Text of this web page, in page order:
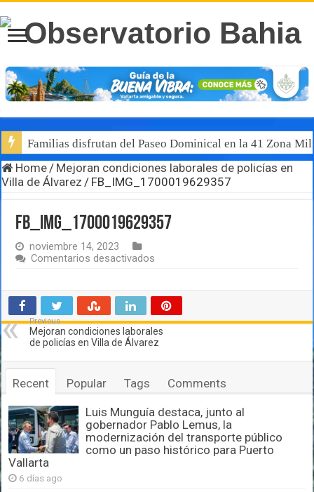
Familias disfrutan del Paseo Dominical en la 41 Zona
Home/ Mejoran condiciones laborales de policías en
Villa de Álvarez / FB_IMG_1700019629357
FB_IMG_1700019629357
noviembre 14, 2023
Comentarios desactivados
Previous
Mejoran condiciones laborales
de policías en Villa de Álvarez
Recent Popular Tags Comments
Luis Munguía destaca, junto al
gobernador Pablo Lemus, la
modernización del transporte público
como un paso histórico para Puerto
Vallarta
6 días ago